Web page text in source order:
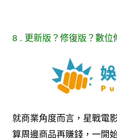
8 . 更新版？修復版？數位
就商業角度而言，星戰電
算周邊商品再賺錢，一開